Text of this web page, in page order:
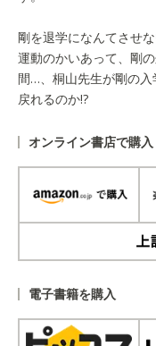
剛を退学になんてさせ
運動のかいあって、剛
間…、桐山先生が剛の
戻れるのか!?
オンライン書店で購入
電子書籍を購入